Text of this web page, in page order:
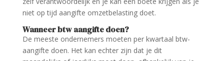
niet op tijd aangifte omzetbelasting doet.
Wanneer btw aangifte doen?
De meeste ondernemers moeten per kwartaal btw-
aangifte doen. Het kan echter zijn dat je dit